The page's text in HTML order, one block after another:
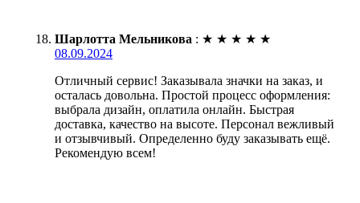
Шарлотта Мельникова : ★ ★ ★ ★ ★
08.09.2024
Отличный сервис! Заказывала значки на заказ, и
осталась довольна. Простой процесс оформления:
выбрала дизайн, оплатила онлайн. Быстрая
доставка, качество на высоте. Персонал вежливый
и отзывчивый. Определенно буду заказывать ещё.
Рекомендую всем!